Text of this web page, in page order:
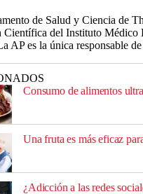
de Salud y Ciencia de
Científica del Instituto
AP es la única responsable
Consumo de alimentos
Una fruta es más eficaz
¿Adicción a las redes